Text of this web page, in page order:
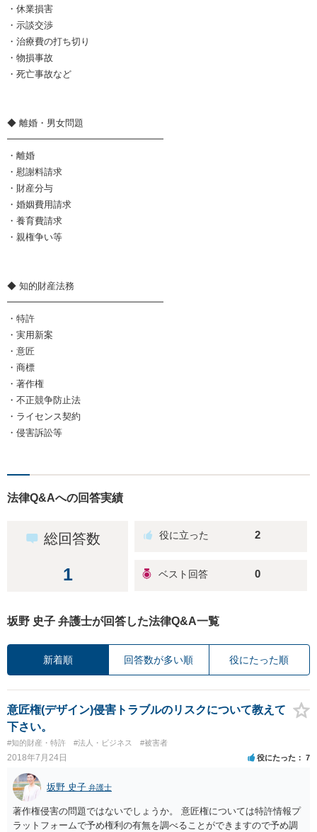
・休業損害
・示談交渉
・治療費の打ち切り
・物損事故
・死亡事故など
◆ 離婚・男女問題
━━━━━━━━━━━━━━━━━
・離婚
・慰謝料請求
・財産分与
・婚姻費用請求
・養育費請求
・親権争い等
◆ 知的財産法務
━━━━━━━━━━━━━━━━━
・特許
・実用新案
・意匠
・商標
・著作権
・不正競争防止法
・ライセンス契約
・侵害訴訟等
法律Q&Aへの回答実績
総回答数
1
2
0
坂野 史子 弁護士が回答した法律Q&A一覧
新着順 回答数が多い順 役にたった順
意匠権(デザイン)侵害トラブルのリスクについて教えて
下さい。
#知的財産・特許 #法人・ビジネス #被害者
2018年7月24日 役にたった 7
坂野 史子 弁護士
著作権侵害の問題ではないでしょうか。 意匠権については特許情報プ
ラットフォームで予め権利の有無を調べることができますので予め調